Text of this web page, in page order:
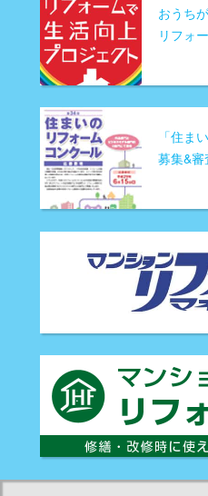
おうち
リフォ
「住ま
募集&